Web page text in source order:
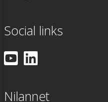
Social links
Nilannet